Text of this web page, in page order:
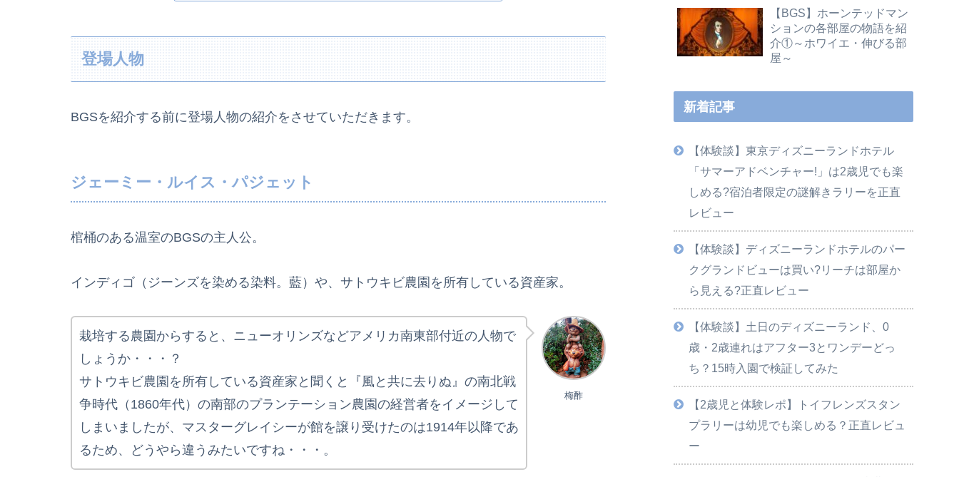
登場人物
BGSを紹介する前に登場人物の紹介をさせていただきます。
ジェーミー・ルイス・パジェット
棺桶のある温室のBGSの主人公。
インディゴ（ジーンズを染める染料。藍）や、サトウキビ農園を所有している資産家。
梅酢
栽培する農園からすると、ニューオリンズなどアメリカ南東部付近の人物で
しょうか・・・？
サトウキビ農園を所有している資産家と聞くと『風と共に去りぬ』の南北戦
争時代（1860年代）の南部のプランテーション農園の経営者をイメージして
しまいましたが、マスターグレイシーが館を譲り受けたのは1914年以降であ
るため、どうやら違うみたいですね・・・。
【BGS】ホーンテッドマン
ションの各部屋の物語を紹
介①～ホワイエ・伸びる部
屋～
新着記事
【体験談】東京ディズニーランドホテル
「サマーアドベンチャー!」は2歳児でも楽
しめる?宿泊者限定の謎解きラリーを正直
レビュー
【体験談】ディズニーランドホテルのパー
クグランドビューは買い?リーチは部屋か
ら見える?正直レビュー
【体験談】土日のディズニーランド、0
歳・2歳連れはアフター3とワンデーどっ
ち？15時入園で検証してみた
【2歳児と体験レポ】トイフレンズスタン
プラリーは幼児でも楽しめる？正直レビュ
ー